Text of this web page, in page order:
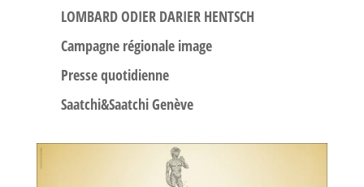
LOMBARD ODIER DARIER HENTSCH
Campagne régionale image
Presse quotidienne
Saatchi&Saatchi Genève